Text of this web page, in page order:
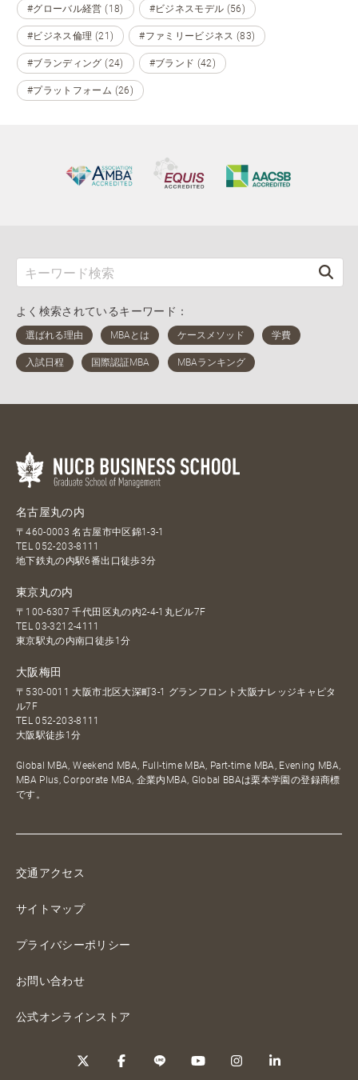
#グローバル経営 (18) #ビジネスモデル (56)
#ビジネス倫理 (21) #ファミリービジネス (83)
#ブランディング (24) #ブランド (42)
#プラットフォーム (26)
よく検索されているキーワード：
名古屋丸の内
〒460-0003 名古屋市中区錦1-3-1
TEL052-203-8111
地下鉄丸の内駅6番出口徒歩3分
東京丸の内
〒100-6307 千代田区丸の内2-4-1丸ビル7F
TEL03-3212-4111
東京駅丸の内南口徒歩1分
大阪梅田
〒530-0011 大阪市北区大深町3-1 グランフロント大阪ナレッジキャピタ
ル7F
TEL052-203-8111
大阪駅徒歩1分
Global MBA, Weekend MBA, Full-time MBA, Part-time MBA, Evening MBA,
MBA Plus, Corporate MBA, 企業内MBA, Global BBAは栗本学園の登録商標
です。
交通アクセス
サイトマップ
プライバシーポリシー
お問い合わせ
公式オンラインストア